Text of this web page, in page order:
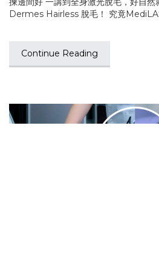
Dermes Hairless 脫毛！ 究竟
Continue Reading